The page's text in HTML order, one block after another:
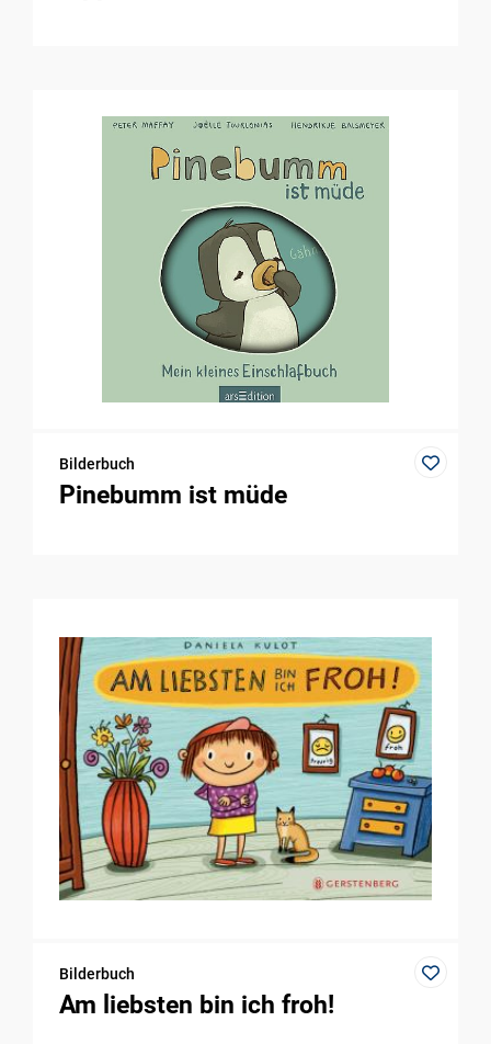
Bilderbuch
Pinebumm ist müde
Bilderbuch
Am liebsten bin ich froh!